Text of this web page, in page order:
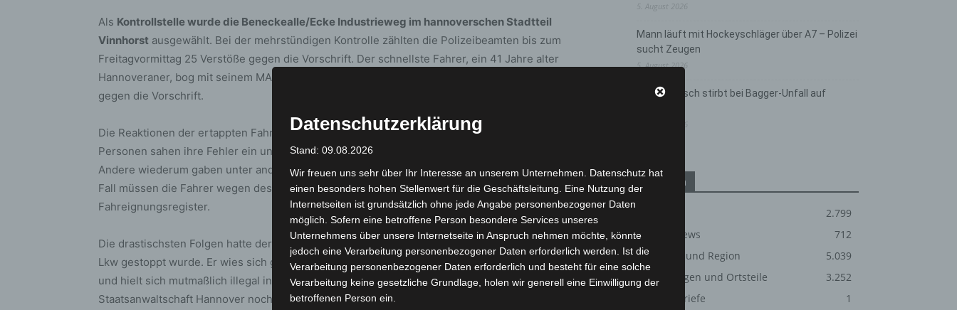
Als Kontrollstelle wurde die Beneckealle/Ecke Industrieweg im hannoverschen Stadtteil
Vinnhorst ausgewählt. Bei der mehrstündigen Kontrolle zählten die Polizeibeamten bis zum
Freitagvormittag 25 Verstöße gegen die Vorschrift. Der schnellste Fahrer, ein 41 Jahre alter
Hannoveraner, bog mit seinem MAN mit 39 Kilometern pro Stunde ab und verstieß damit deutlich
gegen die Vorschrift.
Die Reaktionen der ertappten Fahrer auf die Kontrolle fielen unterschiedlich aus: Mehrere
Personen sahen ihre Fehler ein und befürworteten die Aktion im Sinne der Verkehrssicherheit.
Andere wiederum gaben unter anderem an, von der Vorschrift nichts gewusst zu haben. In jeden
Fall müssen die Fahrer wegen des Verstoßes 70 Euro zahlen, zudem erhalten sie einen Punkt im
Fahreignungsregister.
Die drastischsten Folgen hatte der Verkehrsverstoß für einen 45-jährigen Albaner, der in einem
Lkw gestoppt wurde. Er wies sich gegenüber der Polizei mit einem gefälschten Führerschein aus
und hielt sich mutmaßlich illegal in Deutschland auf. Der Mann wurde nach Rücksprache mit der
Staatsanwaltschaft Hannover noch an der Kontrollstelle vorläufig festgenommen. Ihn erwartet
5. August 2026
Mann läuft mit Hockeyschläger über A7 – Polizei
sucht Zeugen
5. August 2026
Celle: Mensch stirbt bei Bagger-Unfall auf
Kategorien
2.799
Corona-News
712
Hannover und Region
5.039
Langenhagen und Ortsteile
3.252
Leserbriefe
1
Datenschutzerklärung
Stand: 09.08.2026
Wir freuen uns sehr über Ihr Interesse an unserem Unternehmen. Datenschutz hat
einen besonders hohen Stellenwert für die Geschäftsleitung. Eine Nutzung der
Internetseiten ist grundsätzlich ohne jede Angabe personenbezogener Daten
möglich. Sofern eine betroffene Person besondere Services unseres
Unternehmens über unsere Internetseite in Anspruch nehmen möchte, könnte
jedoch eine Verarbeitung personenbezogener Daten erforderlich werden. Ist die
Verarbeitung personenbezogener Daten erforderlich und besteht für eine solche
Verarbeitung keine gesetzliche Grundlage, holen wir generell eine Einwilligung der
betroffenen Person ein.